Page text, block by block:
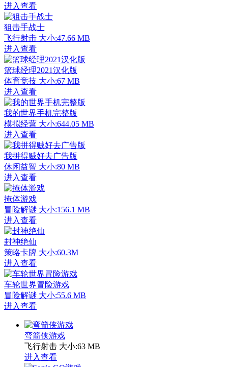
进入查看
狙击手战士
飞行射击 大小:47.66 MB
进入查看
篮球经理2021汉化版
体育竞技 大小:67 MB
进入查看
我的世界手机完整版
模拟经营 大小:644.05 MB
进入查看
我拼得贼好去广告版
休闲益智 大小:80 MB
进入查看
掩体游戏
冒险解谜 大小:156.1 MB
进入查看
封神绝仙
策略卡牌 大小:60.3M
进入查看
车轮世界冒险游戏
冒险解谜 大小:55.6 MB
进入查看
弯箭侠游戏
飞行射击 大小:63 MB
进入查看